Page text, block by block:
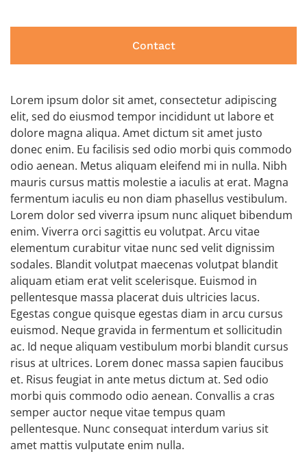
Contact
Lorem ipsum dolor sit amet, consectetur adipiscing
elit, sed do eiusmod tempor incididunt ut labore et
dolore magna aliqua. Amet dictum sit amet justo
donec enim. Eu facilisis sed odio morbi quis commodo
odio aenean. Metus aliquam eleifend mi in nulla. Nibh
mauris cursus mattis molestie a iaculis at erat. Magna
fermentum iaculis eu non diam phasellus vestibulum.
Lorem dolor sed viverra ipsum nunc aliquet bibendum
enim. Viverra orci sagittis eu volutpat. Arcu vitae
elementum curabitur vitae nunc sed velit dignissim
sodales. Blandit volutpat maecenas volutpat blandit
aliquam etiam erat velit scelerisque. Euismod in
pellentesque massa placerat duis ultricies lacus.
Egestas congue quisque egestas diam in arcu cursus
euismod. Neque gravida in fermentum et sollicitudin
ac. Id neque aliquam vestibulum morbi blandit cursus
risus at ultrices. Lorem donec massa sapien faucibus
et. Risus feugiat in ante metus dictum at. Sed odio
morbi quis commodo odio aenean. Convallis a cras
semper auctor neque vitae tempus quam
pellentesque. Nunc consequat interdum varius sit
amet mattis vulputate enim nulla.